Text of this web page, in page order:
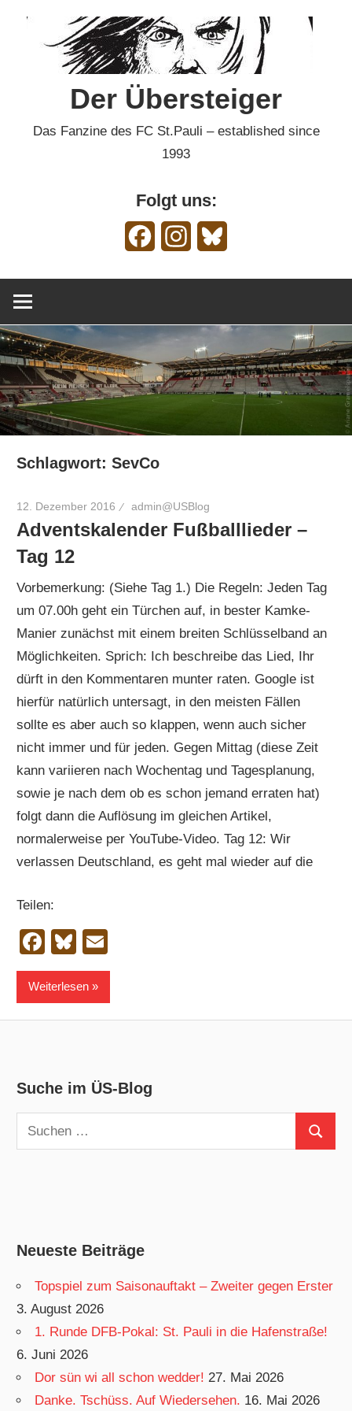
Der Übersteiger
Das Fanzine des FC St.Pauli – established since
1993
Folgt uns:
FacebookInstagram
Schlagwort:SevCo
12. Dezember 2016 admin@USBlog
Adventskalender Fußballlieder –
Tag 12
Vorbemerkung: (Siehe Tag 1.) Die Regeln: Jeden Tag
um 07.00h geht ein Türchen auf, in bester Kamke-
Manier zunächst mit einem breiten Schlüsselband an
Möglichkeiten. Sprich: Ich beschreibe das Lied, Ihr
dürft in den Kommentaren munter raten. Google ist
hierfür natürlich untersagt, in den meisten Fällen
sollte es aber auch so klappen, wenn auch sicher
nicht immer und für jeden. Gegen Mittag (diese Zeit
kann variieren nach Wochentag und Tagesplanung,
sowie je nach dem ob es schon jemand erraten hat)
folgt dann die Auflösung im gleichen Artikel,
normalerweise per YouTube-Video. Tag 12: Wir
verlassen Deutschland, es geht mal wieder auf die
Teilen:
Facebook
Bluesky
Weiterlesen
Suche im ÜS-Blog
Suchen
nach:
Suchen
Neueste Beiträge
Topspiel zum Saisonauftakt – Zweiter gegen Erster
3. August 2026
1. Runde DFB-Pokal: St. Pauli in die Hafenstraße!
6. Juni 2026
Dor sün wi all schon wedder! 27. Mai 2026
Danke. Tschüss. Auf Wiedersehen. 16. Mai 2026